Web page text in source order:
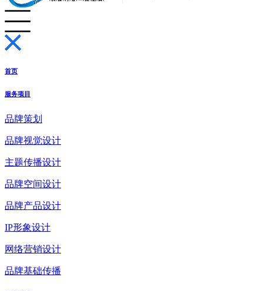
首页
服务项目
品牌策划
品牌视觉设计
主题传播设计
品牌空间设计
品牌产品设计
IP形象设计
网络营销设计
品牌基础传播